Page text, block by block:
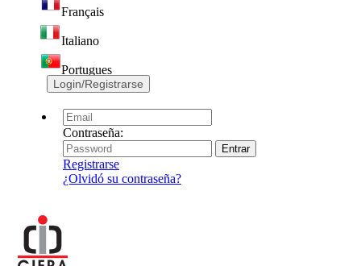
Français
Italiano
Portugues
Login/Registrarse
Contraseña:
Registrarse
¿Olvidó su contraseña?